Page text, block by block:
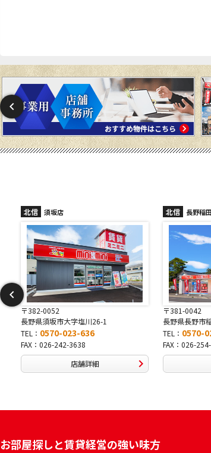
北信 須坂店
〒382-0052
長野県須坂市大字塩川26-1
TEL： 0570-023-636
FAX：026-242-3638
店舗詳細
北信 長野稲
〒381-0042
長野県長野市
TEL： 0570-
FAX：026-
お部屋探しと賃貸経営の強い味方